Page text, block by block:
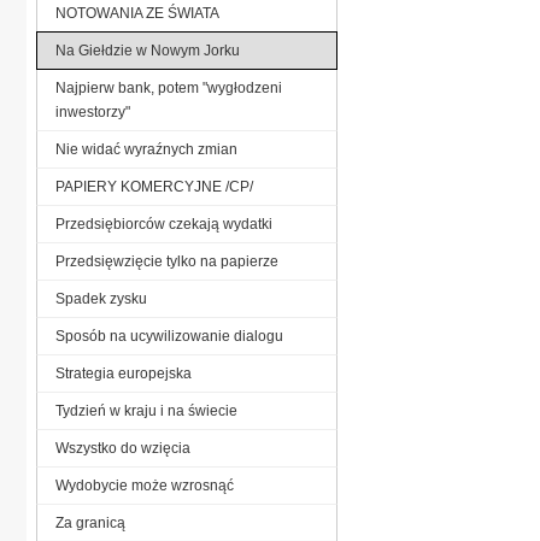
NOTOWANIA ZE ŚWIATA
Na Giełdzie w Nowym Jorku
Najpierw bank, potem "wygłodzeni
inwestorzy"
Nie widać wyraźnych zmian
PAPIERY KOMERCYJNE /CP/
Przedsiębiorców czekają wydatki
Przedsięwzięcie tylko na papierze
Spadek zysku
Sposób na ucywilizowanie dialogu
Strategia europejska
Tydzień w kraju i na świecie
Wszystko do wzięcia
Wydobycie może wzrosnąć
Za granicą